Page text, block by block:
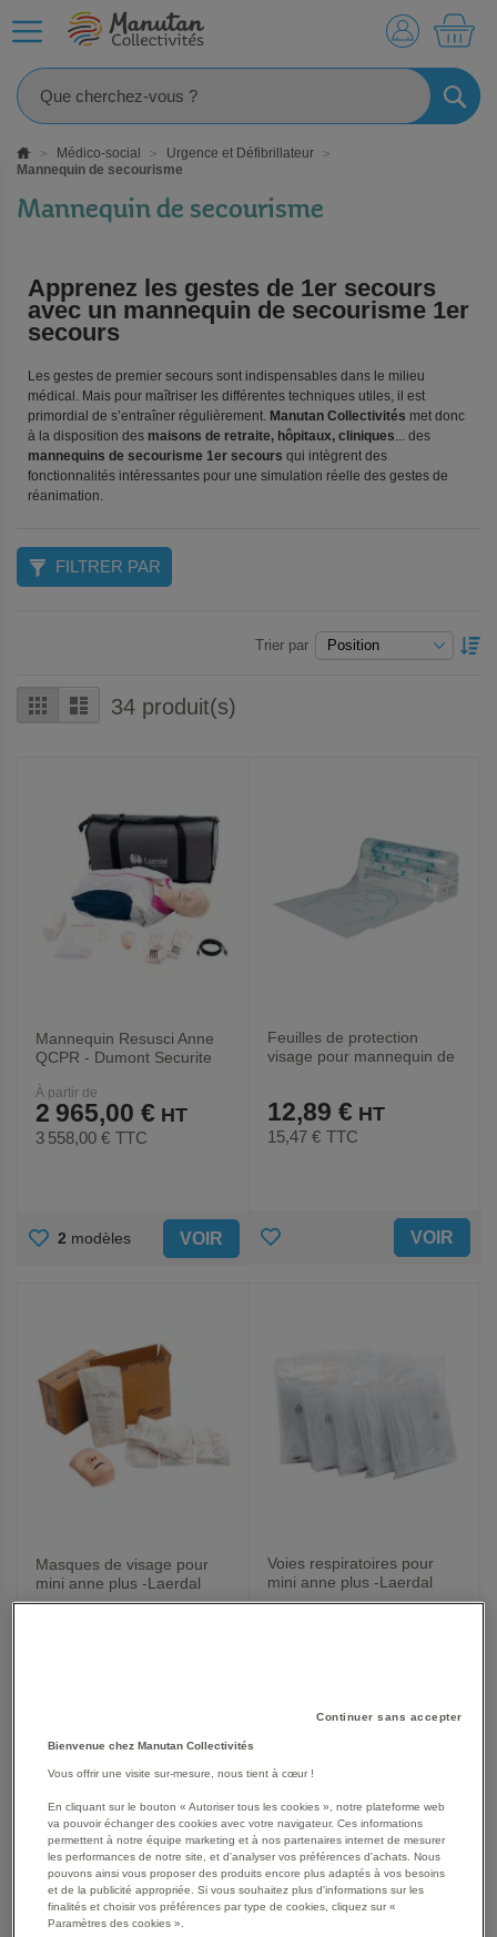
Médico-social
Urgence et Défibrillateur
Mannequin de secourisme
Mannequin de secourisme
Apprenez les gestes de 1er secours
avec un mannequin de secourisme 1er
secours
Les gestes de premier secours sont indispensables dans le milieu
médical. Mais pour maîtriser les différentes techniques utiles, il est
primordial de s’entraîner régulièrement. Manutan Collectivités met donc
à la disposition des maisons de retraite, hôpitaux, cliniques... des
mannequins de secourisme 1er secours qui intègrent des
fonctionnalités intéressantes pour une simulation réelle des gestes de
réanimation.
Grille Liste34 produit(s)
Trier par
Mannequin Resusci Anne
QCPR - Dumont Securite
À partir de
2 965,00 €
3 558,00 € TTC
AJOUTER
2 modèles VOIR
Feuilles de protection
visage pour mannequin de
12,89 €
15,47 € TTC
AJOUTER VOIR
Masques de visage pour
mini anne plus -Laerdal
AUX
FAVORIS
Voies respiratoires pour
mini anne plus -Laerdal
AUX
FAVORIS
FILTRER PAR
Continuer sans accepter
Bienvenue chez Manutan Collectivités
Vous offrir une visite sur-mesure, nous tient à cœur !
En cliquant sur le bouton « Autoriser tous les cookies », notre plateforme web
va pouvoir échanger des cookies avec votre navigateur. Ces informations
permettent à notre équipe marketing et à nos partenaires internet de mesurer
les performances de notre site, et d'analyser vos préférences d'achats. Nous
pouvons ainsi vous proposer des produits encore plus adaptés à vos besoins
et de la publicité appropriée. Si vous souhaitez plus d'informations sur les
finalités et choisir vos préférences par type de cookies, cliquez sur «
Paramètres des cookies ».